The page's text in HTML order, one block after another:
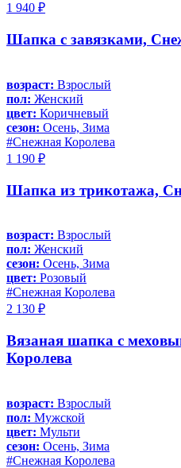
1 940 ₽
Шапка с завязками,
возраст: Взрослый
пол: Женский
цвет: Коричневый
сезон: Осень, Зима
#Снежная Королева
1 190 ₽
Шапка из трикотажа,
возраст: Взрослый
пол: Женский
сезон: Осень, Зима
цвет: Розовый
#Снежная Королева
2 130 ₽
Вязаная шапка с
Королева
возраст: Взрослый
пол: Мужской
цвет: Мульти
сезон: Осень, Зима
#Снежная Королева